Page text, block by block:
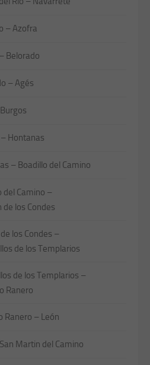
– Azofra
Belorado
– Agés
Hontanas
– Boadillo del Camino
del Camino –
los Condes
los Condes –
los Templarios
de los Templarios –
Ranero – León
Martin del Camino